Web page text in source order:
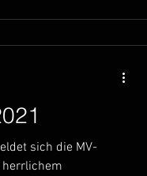
sich die MV-